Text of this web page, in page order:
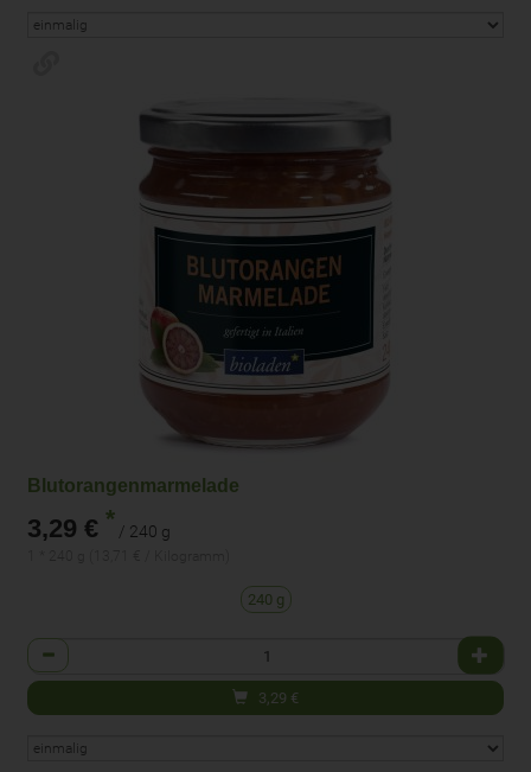
Blutorangenmarmelade
3,29 € * / 240 g
240 g
Anzahl
3,29 €